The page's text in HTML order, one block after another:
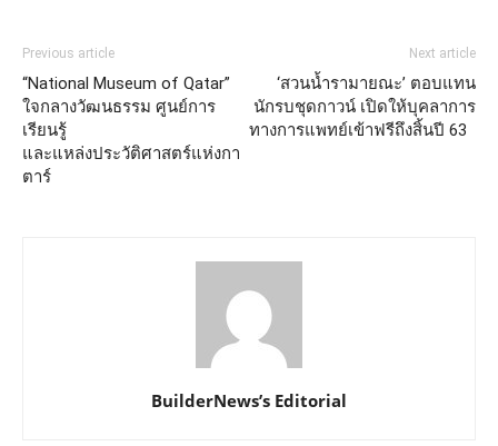
Previous article
“National Museum of Qatar”
ใจกลางวัฒนธรรม ศูนย์การ
เรียนรู้
และแหล่งประวัติศาสตร์แห่งกา
ตาร์
Next article
‘สวนน้ำรามายณะ’ ตอบแทน
นักรบชุดกาวน์ เปิดให้บุคลาการ
ทางการแพทย์เข้าฟรีถึงสิ้นปี 63
BuilderNews’s Editorial